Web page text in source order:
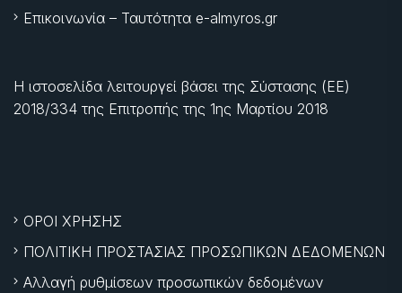
Επικοινωνία – Ταυτότητα e-almyros.gr
Η ιστοσελίδα λειτουργεί βάσει της Σύστασης (ΕΕ)
2018/334 της Επιτροπής της 1ης Μαρτίου 2018
ΟΡΟΙ ΧΡΗΣΗΣ
ΠΟΛΙΤΙΚΗ ΠΡΟΣΤΑΣΙΑΣ ΠΡΟΣΩΠΙΚΩΝ ΔΕΔΟΜΕΝΩΝ
Αλλαγή ρυθμίσεων προσωπικών δεδομένων